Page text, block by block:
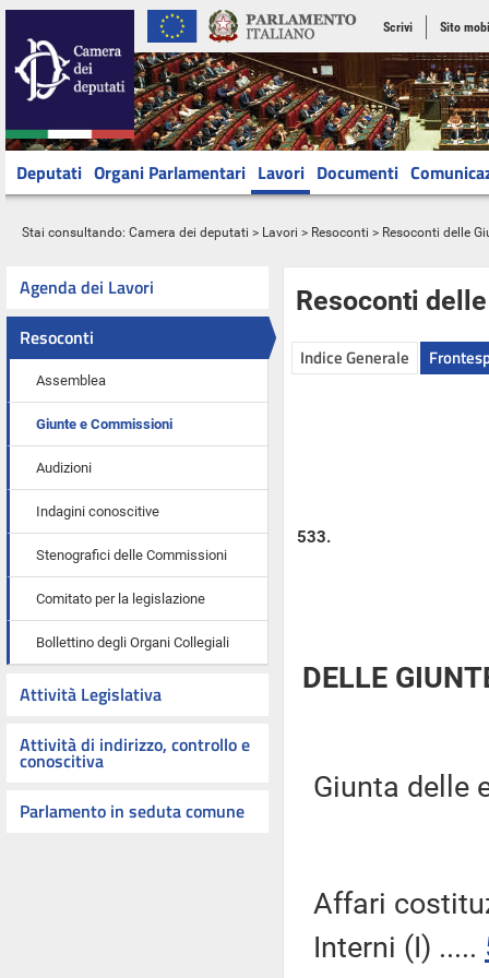
Scrivi Sito
Deputati Organi Parlamentari Lavori Documenti
Stai consultando: Camera dei deputati > Lavori > Resoconti > Resoconti delle
Agenda dei Lavori
Resoconti
Assemblea
Giunte e Commissioni
Audizioni
Indagini conoscitive
Stenografici delle Commissioni
Comitato per la legislazione
Bollettino degli Organi Collegiali
Attività Legislativa
Attività di indirizzo, controllo e
conoscitiva
Parlamento in seduta comune
Resoconti
Indice Generale
533.
DELLE
Giunta delle
Affari
Interni (I) .....